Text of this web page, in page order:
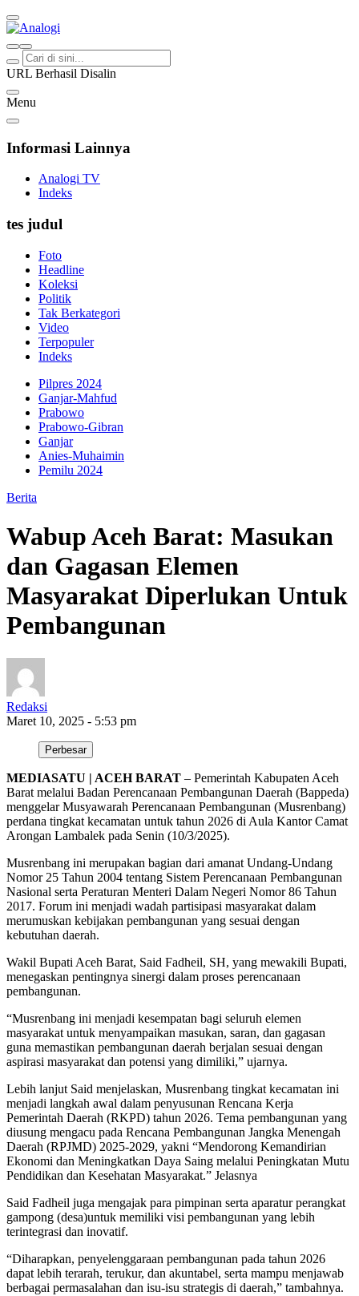
Analogi
Akurat Mengabari
URL Berhasil Disalin
Menu
Informasi Lainnya
Analogi TV
Indeks
tes judul
Foto
Headline
Koleksi
Politik
Tak Berkategori
Video
Terpopuler
Indeks
Pilpres 2024
Ganjar-Mahfud
Prabowo
Prabowo-Gibran
Ganjar
Anies-Muhaimin
Pemilu 2024
Berita
Wabup Aceh Barat: Masukan
dan Gagasan Elemen
Masyarakat Diperlukan Untuk
Pembangunan
Redaksi
Maret 10, 2025 - 5:53 pm
Perbesar
MEDIASATU | ACEH BARAT – Pemerintah Kabupaten Aceh
Barat melalui Badan Perencanaan Pembangunan Daerah (Bappeda)
menggelar Musyawarah Perencanaan Pembangunan (Musrenbang)
perdana tingkat kecamatan untuk tahun 2026 di Aula Kantor Camat
Arongan Lambalek pada Senin (10/3/2025).
Musrenbang ini merupakan bagian dari amanat Undang-Undang
Nomor 25 Tahun 2004 tentang Sistem Perencanaan Pembangunan
Nasional serta Peraturan Menteri Dalam Negeri Nomor 86 Tahun
2017. Forum ini menjadi wadah partisipasi masyarakat dalam
merumuskan kebijakan pembangunan yang sesuai dengan
kebutuhan daerah.
Wakil Bupati Aceh Barat, Said Fadheil, SH, yang mewakili Bupati,
menegaskan pentingnya sinergi dalam proses perencanaan
pembangunan.
“Musrenbang ini menjadi kesempatan bagi seluruh elemen
masyarakat untuk menyampaikan masukan, saran, dan gagasan
guna memastikan pembangunan daerah berjalan sesuai dengan
aspirasi masyarakat dan potensi yang dimiliki,” ujarnya.
Lebih lanjut Said menjelaskan, Musrenbang tingkat kecamatan ini
menjadi langkah awal dalam penyusunan Rencana Kerja
Pemerintah Daerah (RKPD) tahun 2026. Tema pembangunan yang
diusung mengacu pada Rencana Pembangunan Jangka Menengah
Daerah (RPJMD) 2025-2029, yakni “Mendorong Kemandirian
Ekonomi dan Meningkatkan Daya Saing melalui Peningkatan Mutu
Pendidikan dan Kesehatan Masyarakat.” Jelasnya
Said Fadheil juga mengajak para pimpinan serta aparatur perangkat
gampong (desa)untuk memiliki visi pembangunan yang lebih
terintegrasi dan inovatif.
“Diharapkan, penyelenggaraan pembangunan pada tahun 2026
dapat lebih terarah, terukur, dan akuntabel, serta mampu menjawab
berbagai permasalahan dan isu-isu strategis di daerah,” tambahnya.